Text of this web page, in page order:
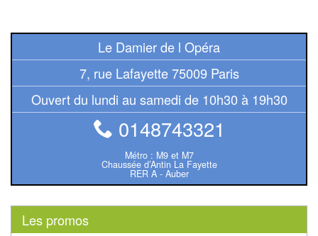
de
Collectionner
(TCG)
Pour
les
enfants
Le Damier de l Opéra
7, rue Lafayette 75009 Paris
Ouvert du lundi au samedi de 10h30 à 19h30
0148743321
Métro : M9 et M7
Chaussée d’Antin La Fayette
RER A - Auber
Les promos